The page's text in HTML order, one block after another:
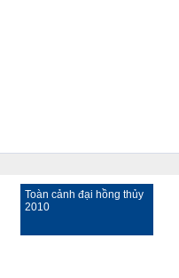
Toàn cảnh đại hồng thủy
2010